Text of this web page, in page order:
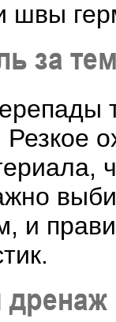
швы
за
Резкое
и
дренаж